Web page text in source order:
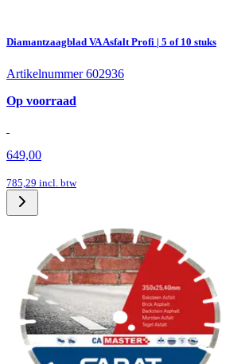
Diamantzaagblad VA Asfalt Profi | 5 of 10 stuks
Artikelnummer 602936
Op voorraad
649,00
785,29 incl. btw